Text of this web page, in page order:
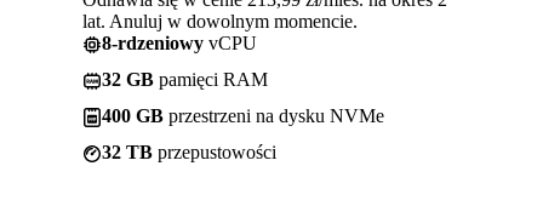
lat. Anuluj w dowolnym momencie.
8-rdzeniowy vCPU
32 GB pamięci RAM
400 GB przestrzeni na dysku NVMe
32 TB przepustowości